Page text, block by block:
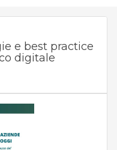
e best practice
digitale